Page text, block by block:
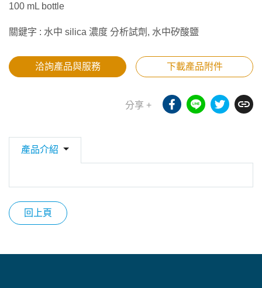
100 mL bottle
關鍵字 : 水中 silica 濃度 分析試劑, 水中矽酸鹽
洽詢產品與服務 下載產品附件
分享 +
產品介紹
回上頁